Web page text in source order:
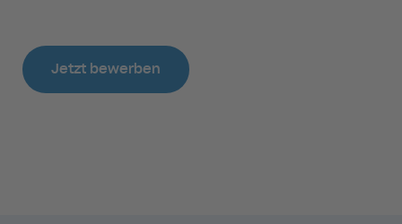
Jetzt bewerben